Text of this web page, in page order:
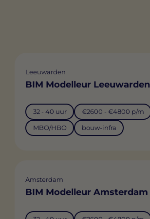
Leeuwarden
BIM Modelleur Leeuwarden
32 - 40 uur €2600 - €4800 p/m
MBO/HBO bouw-infra
Amsterdam
BIM Modelleur Amsterdam